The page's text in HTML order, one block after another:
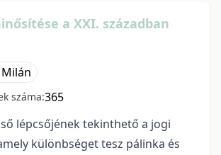
a XXI. században
száma:365
lépcsőjének tekinthető a jogi
különbséget tesz pálinka és